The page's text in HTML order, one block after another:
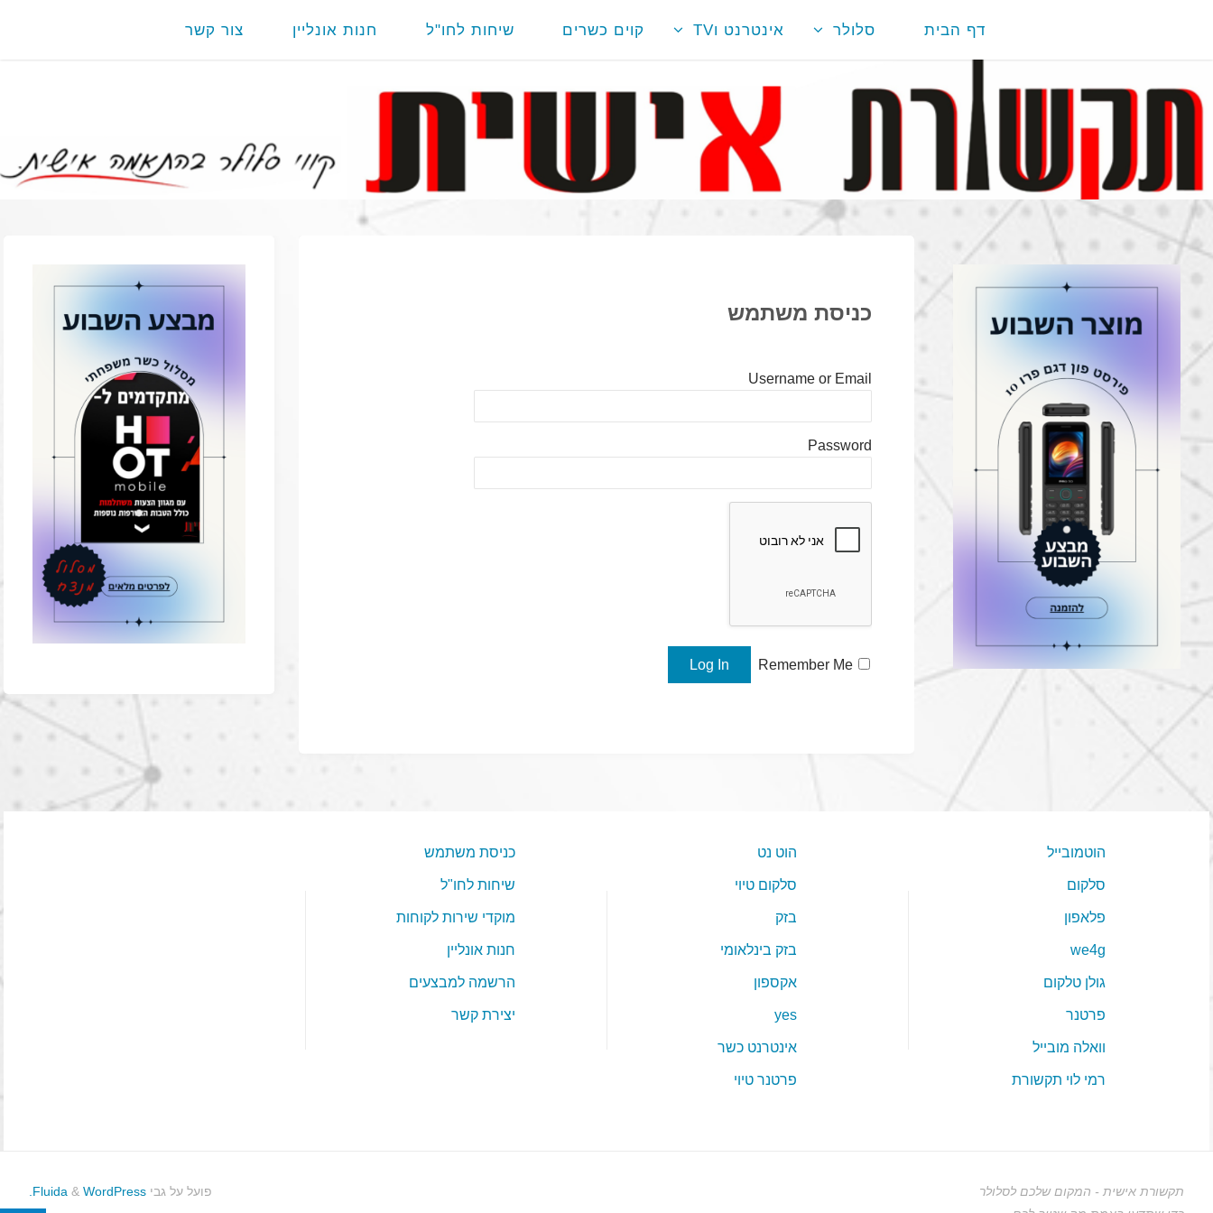
דף הבית סלולר אינטרנט וTV קוים כשרים שיחות לחו"ל חנות אונליין צור קשר
כניסת משתמש
Username or Email
Password
Remember Me
הוטמובייל
סלקום
פלאפון
we4g
גולן טלקום
פרטנר
וואלה מובייל
רמי לוי תקשורת
הוט נט
סלקום טיוי
בזק
בזק בינלאומי
אקספון
yes
אינטרנט כשר
פרטנר טיוי
כניסת משתמש
שיחות לחו"ל
מוקדי שירות לקוחות
חנות אונליין
הרשמה למבצעים
יצירת קשר
תקשורת אישית - המקום שלכם לסלולר
פועל על גבי & WordPress.